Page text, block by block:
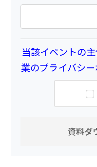
当該イベントの
業のプライバシ